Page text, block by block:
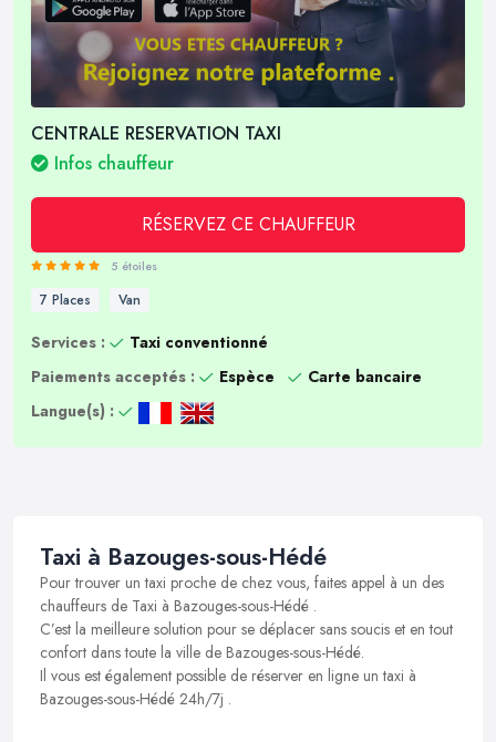
CENTRALE RESERVATION TAXI
Infos chauffeur
RÉSERVEZ CE CHAUFFEUR
5 étoiles
7 Places Van
Services :
Taxi conventionné
Paiements acceptés :
Espèce
Carte bancaire
Langue(s) :
Taxi à Bazouges-sous-Hédé
Pour trouver un taxi proche de chez vous, faites appel à un des
chauffeurs de Taxi à Bazouges-sous-Hédé .
C’est la meilleure solution pour se déplacer sans soucis et en tout
confort dans toute la ville de Bazouges-sous-Hédé.
Il vous est également possible de réserver en ligne un taxi à
Bazouges-sous-Hédé 24h/7j .